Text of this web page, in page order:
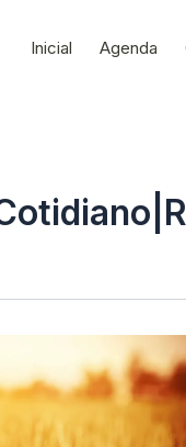
Inicial Agenda